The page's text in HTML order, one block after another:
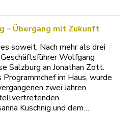
– Übergang mit Zukunft
soweit. Nach mehr als drei
Wolfgang
Salzburg an Jonathan Zott.
im Haus, wurde
zwei Jahren
Kuschnig und dem…